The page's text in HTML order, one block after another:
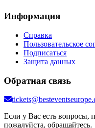
Информация
Справка
Пользовательское
Подписаться
Защита данных
Обратная связь
Если у Вас есть вопросы,
пожалуйста, обращайтесь.